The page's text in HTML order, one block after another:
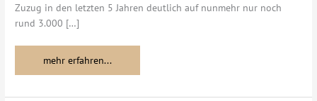
Zuzug in den letzten 5 Jahren deutlich auf nunmehr nur noch
rund 3.000 […]
mehr erfahren...